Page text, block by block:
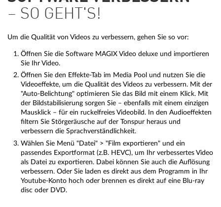
– SO GEHT'S!
Um die Qualität von Videos zu verbessern, gehen Sie so vor:
Öffnen Sie die Software MAGIX Video deluxe und importieren
Sie Ihr Video.
Öffnen Sie den Effekte-Tab im Media Pool und nutzen Sie die
Videoeffekte, um die Qualität des Videos zu verbessern. Mit der
"Auto-Belichtung" optimieren Sie das Bild mit einem Klick. Mit
der Bildstabilisierung sorgen Sie – ebenfalls mit einem einzigen
Mausklick – für ein ruckelfreies Videobild. In den Audioeffekten
filtern Sie Störgeräusche auf der Tonspur heraus und
verbessern die Sprachverständlichkeit.
Wählen Sie Menü "Datei" > "Film exportieren" und ein
passendes Exportformat (z.B. HEVC), um Ihr verbessertes Video
als Datei zu exportieren. Dabei können Sie auch die Auflösung
verbessern. Oder Sie laden es direkt aus dem Programm in Ihr
Youtube-Konto hoch oder brennen es direkt auf eine Blu-ray
disc oder DVD.